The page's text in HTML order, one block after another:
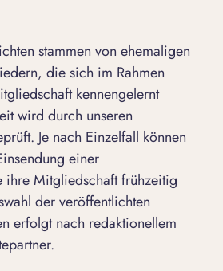
stammen von ehemaligen
die sich im Rahmen
kennengelernt
wird durch unseren
Je nach Einzelfall können
einer
ihre Mitgliedschaft frühzeitig
der veröffentlichten
erfolgt nach redaktionellem